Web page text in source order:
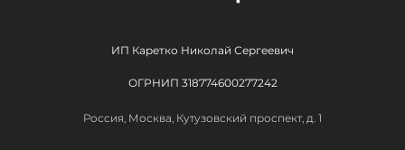
ИП Каретко Николай Сергеевич
ОГРНИП 318774600277242
Россия, Москва, Кутузовский проспект, д. 1